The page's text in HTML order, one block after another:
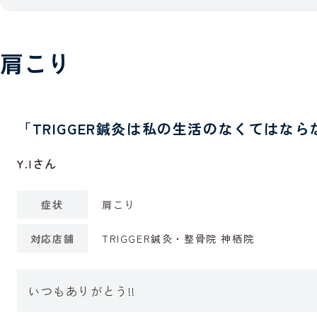
肩こり
「TRIGGER鍼灸は私の生活のなくてはなら
Y.Iさん
症状 肩こり
対応店舗 TRIGGER鍼灸・整骨院 神栖院
いつもありがとう!!